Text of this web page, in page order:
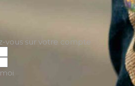
vous sur votre compte